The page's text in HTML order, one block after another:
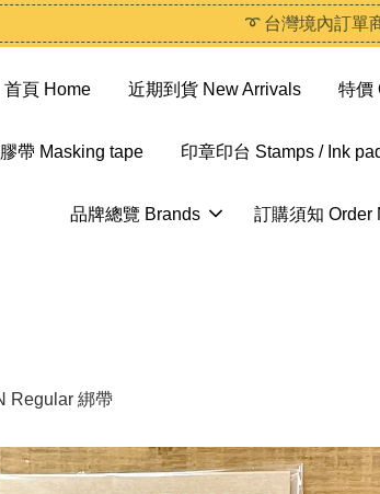
➰ 台灣境內訂單
首頁 Home 近期到貨 New Arrivals 特價
帶 Masking tape 印章印台 Stamps / Ink
品牌總覽 Brands 訂購須知 Order
Regular 綁帶